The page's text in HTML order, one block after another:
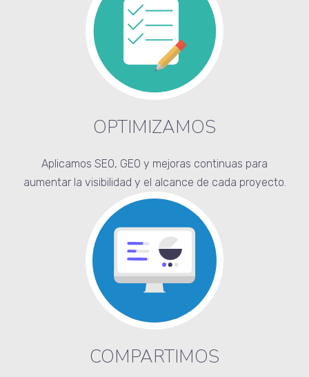
OPTIMIZAMOS
Aplicamos SEO, GEO y mejoras continuas para
aumentar la visibilidad y el alcance de cada proyecto.
COMPARTIMOS